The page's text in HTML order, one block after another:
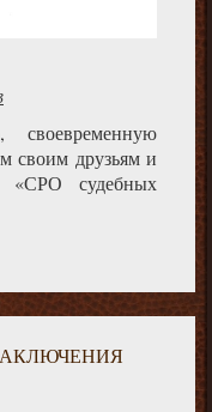
своевременную
своим друзьям и
«СРО судебных